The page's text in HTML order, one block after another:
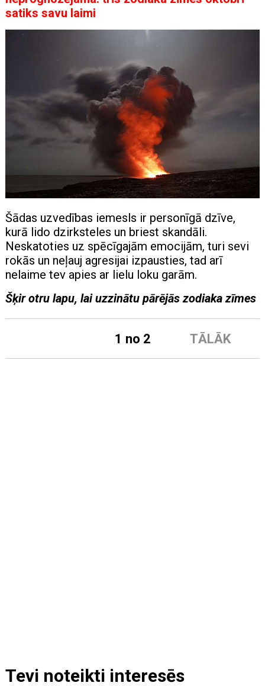
satiks savu laimi
Šādas uzvedības iemesls ir personīgā dzīve,
kurā lido dzirksteles un briest skandāli.
Neskatoties uz spēcīgajām emocijām, turi sevi
rokās un neļauj agresijai izpausties, tad arī
nelaime tev apies ar lielu loku garām.
Šķir otru lapu, lai uzzinātu pārējās zodiaka zīmes
TĀLĀK
1 no 2
Tevi noteikti interesēs